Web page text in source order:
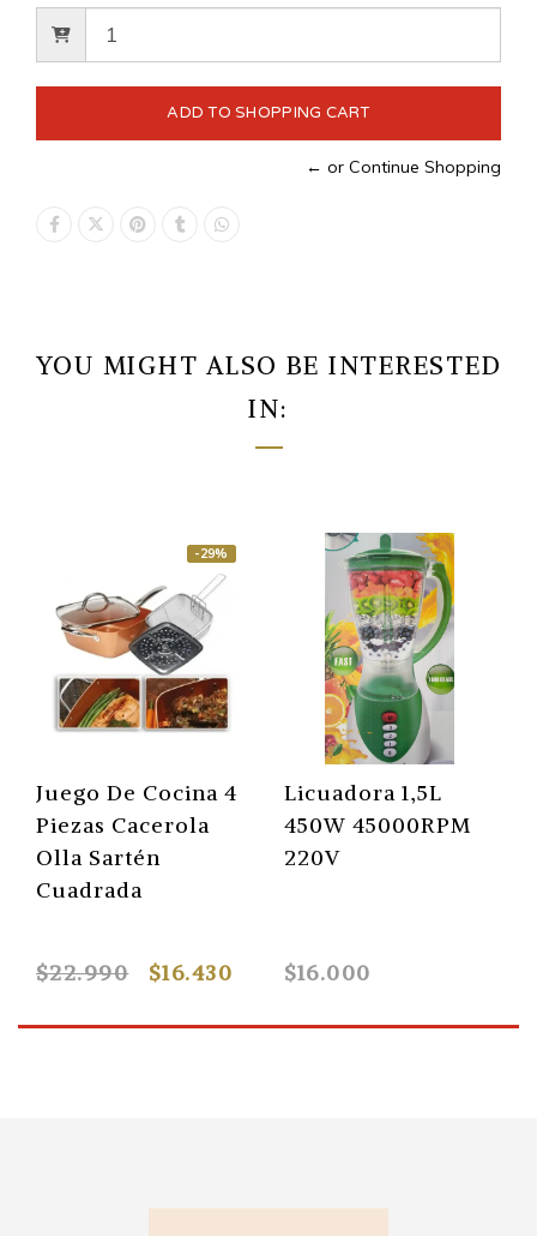
← or Continue Shopping
YOU MIGHT ALSO BE INTERESTED
IN:
De Cocina 4
Cacerola
Sartén
$16.430
Licuadora 1,5L
450W 45000RPM
$16.000